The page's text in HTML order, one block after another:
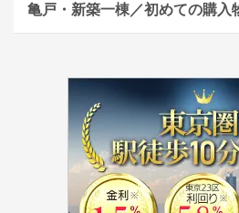
亀戸・新築一棟／初めての購入